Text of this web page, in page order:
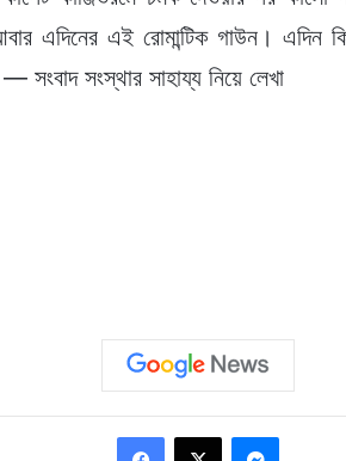
এদিনের এই রোমান্টিক গাউন। এদিন
সংবাদ সংস্থার সাহায্য নিয়ে লেখা